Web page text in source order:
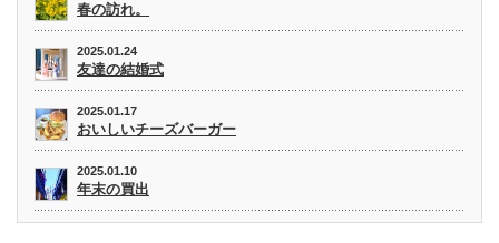
春の訪れ。
2025.01.24
友達の結婚式
2025.01.17
おいしいチーズバーガー
2025.01.10
年末の買出